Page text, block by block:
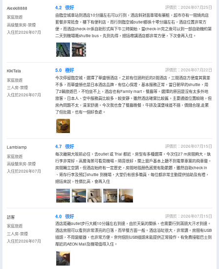
Alexki8888
家庭旅遊
高級雙床房-禁煙
入住於2026年07月
4.2 很好
評價於：2026年07月25日
由臨空城車站到酒店10分鐘左右可以行到，酒店斜對面車場有藥粧，超市亦有一間燒肉店
套餐非常抵食，樓下有便利店，而行到臨空城outlet都係十零分鐘左右，酒店位置非常方
便，而酒店check-in係自助形式與下午三時開始，當check-in完之後可以到一部自助機約第
二天到機場嘅shuttle bus，先到先得，總括嚟講酒店都非常方便，下次會再入住。
KikiTata
家庭旅遊
三人房-禁煙
入住於2026年07月
5.0 極好
評價於：2026年07月22日
今次停留臨空城，選擇了華盛頓酒店，之前有住過附近的2間酒店，三間酒店方便度其實差
不多，而華盛頓也是日本酒店品牌，有信心保證，基本服務正常，當日朝早的shuttle，用
了2輛旅遊巴，不怕坐不上，酒店也有Family mart，餐廳等。選擇的原因是沒有太多外地
旅客，日本人、空中服務員比較多，較安靜。雖然酒店確實比較舊，主要通道位置較暗，但
房內問題不太，清潔舒適。今次我也食了餐廳晚餐，牛排及漢堡味道不錯，價錢合理,走累
了但肚餓，也有一個好食處。
Lamblamp
家庭旅遊
高級雙床房-禁煙
入住於2026年07月
4.7 很好
評價於：2026年07月15日
每次離開大阪前必住，去outlet 或 Trial 都近，房型有多種選擇，今次住27 m房間夠大，執
行李非常好，高層海景可看見機埸，隔音很好，關上窗戶基本上聽不到電單車黨的飛車聲，
房間獨立空調，但酒店始終有一定歷史，房間地毯顏色感覺有點骯髒，雖然自助check in
、寄存行李及預訂shuttle 到機場，大堂仍有很多職員，每位都非常主動提供協助及有禮，
總括來說，性價比高，會再入住
訪客
家庭旅遊
三人房-禁煙
入住於2026年07月
4.0 很好
評價於：2026年07月15日
酒店距離outlet步行大概10分鐘左右到達，由於天氣的關係，也需要行到滿頭大汗才到達。
酒店房間可以看到非常漂亮的日落，而早餐方面一般。酒店浴缸很大，非常讚。房間有USB
插頭，不用變壓器，也非常方便。奈何個別USB插頭未能提供正常操作。有免費接駁巴士到
鄰近的AEON Mall及機場值得入住。